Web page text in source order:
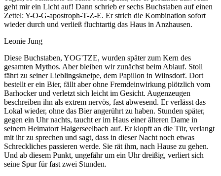
geht mir ein Licht auf! Dann schrieb er sechs Buchstaben auf einen
Zettel: Y-O-G-apostroph-T-Z-E. Er strich die Kombination sofort
wieder durch und verließ fluchtartig das Haus in Anzhausen.
Leonie Jung
Diese Buchstaben, YOG'TZE, wurden später zum Kern des
gesamten Mythos. Aber bleiben wir zunächst beim Ablauf. Stoll
fährt zu seiner Lieblingskneipe, dem Papillon in Wilnsdorf. Dort
bestellt er ein Bier, fällt aber ohne Fremdeinwirkung plötzlich vom
Barhocker und verletzt sich leicht im Gesicht. Augenzeugen
beschreiben ihn als extrem nervös, fast abwesend. Er verlässt das
Lokal wieder, ohne das Bier angerührt zu haben. Stunden später,
gegen ein Uhr nachts, taucht er im Haus einer älteren Dame in
seinem Heimatort Haigerseelbach auf. Er klopft an die Tür, verlangt
mit ihr zu sprechen und sagt, dass in dieser Nacht noch etwas
Schreckliches passieren werde. Sie rät ihm, nach Hause zu gehen.
Und ab diesem Punkt, ungefähr um ein Uhr dreißig, verliert sich
seine Spur für fast zwei Stunden.